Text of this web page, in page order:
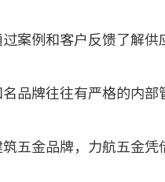
例和客户反馈了解供
牌往往有严格的内部
金品牌，力航五金凭